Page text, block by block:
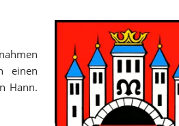
einen
Hann.